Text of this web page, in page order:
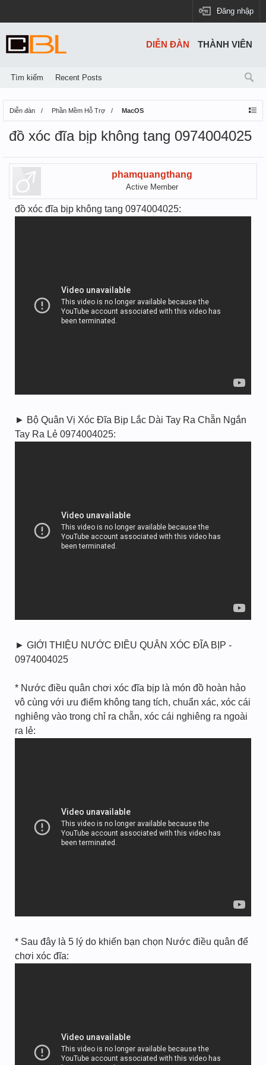
Đăng nhập
Diễn đàn Phần Mềm Hỗ Trợ MacOS
đồ xóc đĩa bịp không tang 0974004025
phamquangthang
Active Member
đồ xóc đĩa bịp không tang 0974004025:
► Bộ Quân Vị Xóc Đĩa Bịp Lắc Dài Tay Ra Chẵn Ngắn
Tay Ra Lẻ 0974004025:
► GIỚI THIỆU NƯỚC ĐIỀU QUÂN XÓC ĐĨA BỊP -
0974004025
* Nước điều quân chơi xóc đĩa bịp là món đồ hoàn hảo
vô cùng với ưu điểm không tang tích, chuẩn xác, xóc cái
nghiêng vào trong chỉ ra chẵn, xóc cái nghiêng ra ngoài
ra lẻ:
* Sau đây là 5 lý do khiến bạn chọn Nước điều quân để
chơi xóc đĩa:
DIỄN ĐÀN
Tìm kiếm Recent Posts
THÀNH VIÊN